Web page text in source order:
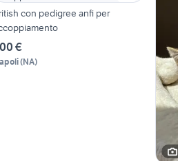
con pedigree anfi per
€
(NA)